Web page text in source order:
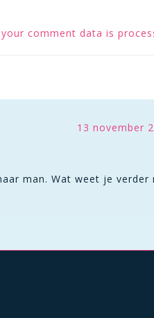
comment data is
13 november
man. Wat weet je